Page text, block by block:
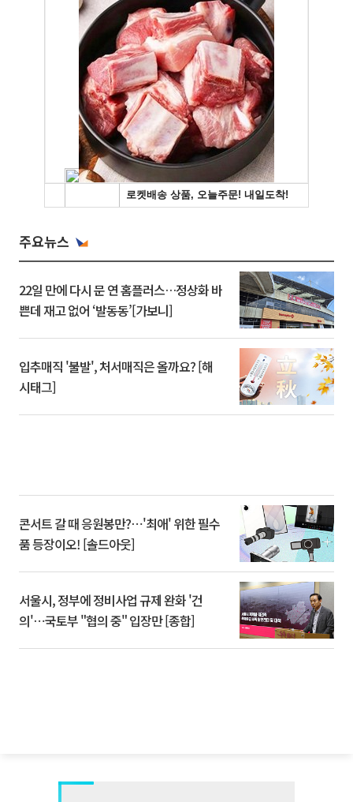
주요뉴스
22일 만에 다시 문 연 홈플러스…정상화 바
쁜데 재고 없어 ‘발동동’[가보니]
입추매직 '불발', 처서매직은 올까요? [해
시태그]
콘서트 갈 때 응원봉만?⋯'최애' 위한 필수
품 등장이오! [솔드아웃]
서울시, 정부에 정비사업 규제 완화 '건
의'⋯국토부 "협의 중" 입장만 [종합]